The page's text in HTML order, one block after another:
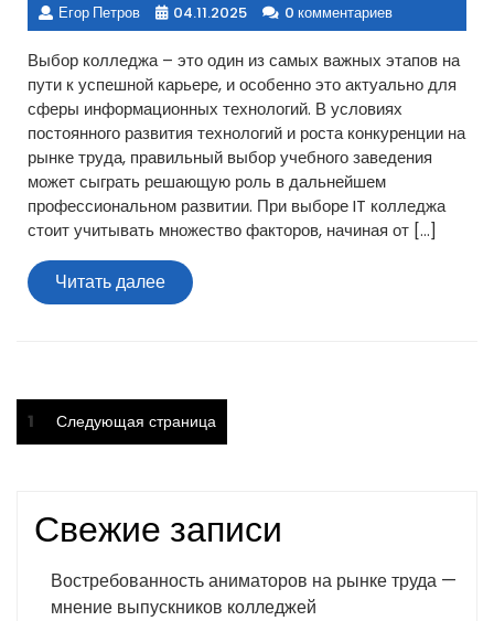
Егор Петров 04.11.2025 0 комментариев
Выбор колледжа – это один из самых важных этапов на
пути к успешной карьере, и особенно это актуально для
сферы информационных технологий. В условиях
постоянного развития технологий и роста конкуренции на
рынке труда, правильный выбор учебного заведения
может сыграть решающую роль в дальнейшем
профессиональном развитии. При выборе IT колледжа
стоит учитывать множество факторов, начиная от […]
Читать далееЧитать
далее
Пагинация
записей
Страница
1 Следующая страница
Свежие записи
Востребованность аниматоров на рынке труда —
мнение выпускников колледжей